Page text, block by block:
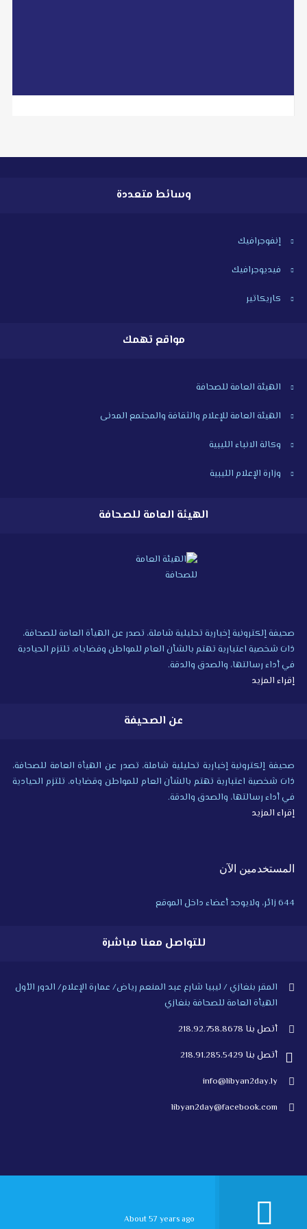
وسائط متعددة
إنفوجرافيك
فيديوجرافيك
كاريكاتير
مواقع تهمك
الهيئة العامة للصحافة
الهيئة العامة للإعلام والثقافة والمجتمع المدنى
وكالة الانباء الليبية
وزارة الإعلام الليبية
الهيئة العامة للصحافة
صحيفة إلكترونية إخبارية تحليلية شاملة، تصدر عن الهيأة العامة للصحافة،
ذات شخصية اعتبارية تهتم بالشأن العام للمواطن وقضاياه، تلتزم الحيادية
في أداء رسالتها، والصدق والدقة.
إقراء المزيد
عن الصحيفة
صحيفة إلكترونية إخبارية تحليلية شاملة، تصدر عن الهيأة العامة للصحافة،
ذات شخصية اعتبارية تهتم بالشأن العام للمواطن وقضاياه، تلتزم الحيادية
في أداء رسالتها، والصدق والدقة.
إقراء المزيد
المستخدمين الآن
644 زائر، ولايوجد أعضاء داخل الموقع
للتواصل معنا مباشرة
المقر بنغازي / ليبيا شارع عبد المنعم رياض/ عمارة الإعلام/ الدور الأول
الهيأة العامة للصحافة بنغازي
أتصل بنا 218.92.758.8678
أتصل بنا 218.91.285.5429
info@libyan2day.ly
libyan2day@facebook.com
About 57 years ago